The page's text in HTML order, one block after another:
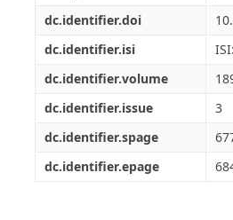
dc.identifier.doi
dc.identifier.isi
dc.identifier.volume
dc.identifier.issue
3
dc.identifier.spage
dc.identifier.epage